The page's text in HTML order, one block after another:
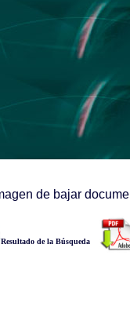
de bajar
Resultado de la Búsqueda